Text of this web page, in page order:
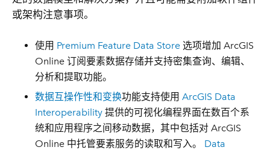
或架构注意事项。
使用 Premium Feature Data Store 选项增加 ArcGIS
Online 订阅要素数据存储并支持密集查询、编辑、
分析和提取功能。
数据互操作性和变换功能支持使用ArcGIS Data
Interoperability 提供的可视化编程界面在数百个系
统和应用程序之间移动数据，其中包括对 ArcGIS
Online 中托管要素服务的读取和写入。 Data